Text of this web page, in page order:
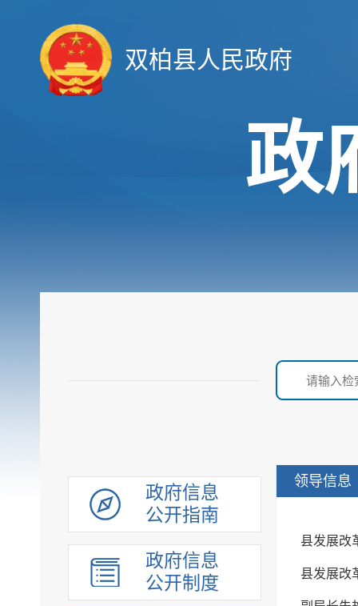
双柏县人民政府
政
政府信息
公开指南
政府信息
公开制度
领导信息
县发展改
县发展改